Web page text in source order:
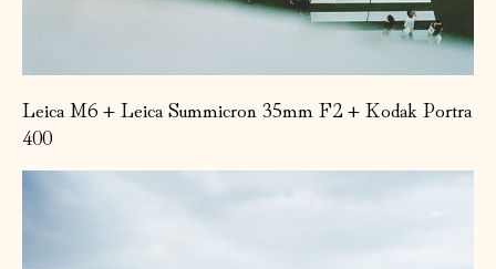
Leica M6 + Leica Summicron 35mm F2 + Kodak Portra
400